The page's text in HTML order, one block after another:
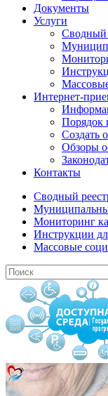
Документы
Услуги
Сводный
Интернет-
Порядок
Создать
Обзоры
Контакты
Сводный
Мониторинг
Инструкции
Массовые